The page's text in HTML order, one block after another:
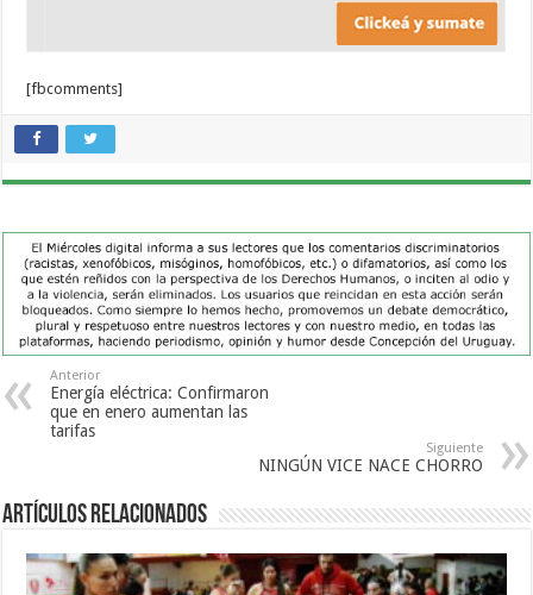
[fbcomments]
Anterior
Energía eléctrica: Confirmaron
que en enero aumentan las
tarifas
Siguiente
NINGÚN VICE NACE CHORRO
Artículos Relacionados